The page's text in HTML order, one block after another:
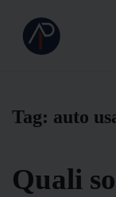
Tag: auto
Quali